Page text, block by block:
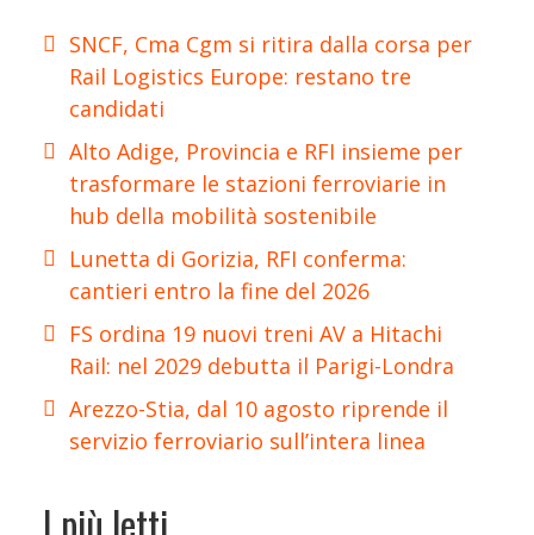
SNCF, Cma Cgm si ritira dalla corsa per
Rail Logistics Europe: restano tre
candidati
Alto Adige, Provincia e RFI insieme per
trasformare le stazioni ferroviarie in
hub della mobilità sostenibile
Lunetta di Gorizia, RFI conferma:
cantieri entro la fine del 2026
FS ordina 19 nuovi treni AV a Hitachi
Rail: nel 2029 debutta il Parigi-Londra
Arezzo-Stia, dal 10 agosto riprende il
servizio ferroviario sull’intera linea